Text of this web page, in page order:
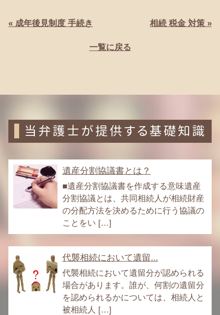
« 成年後見制度 手続き 相続 税金 対策 »
一覧に戻る
当弁護士が提供する基礎知識
遺産分割協議書とは？
■遺産分割協議書を作成する意味遺産
分割協議とは、共同相続人が相続財産
の分配方法を決めるために行う協議の
ことをい […]
代襲相続において遺留...
代襲相続において遺留分が認められる
場合があります。誰が、何割の遺留分
を認められるかについては、相続人と
被相続人 […]